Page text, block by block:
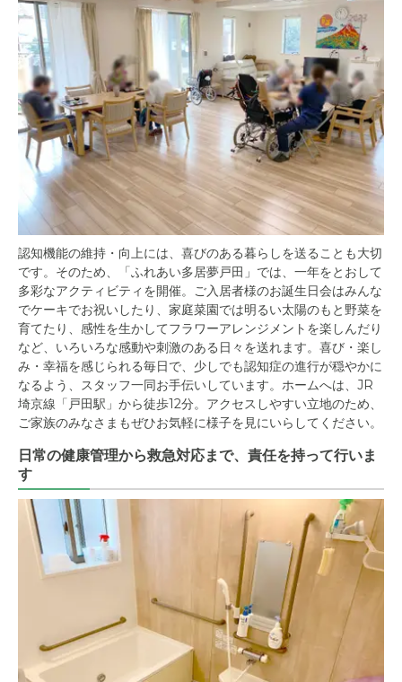
認知機能の維持・向上には、喜びのある暮らしを送ることも大切
です。そのため、「ふれあい多居夢戸田」では、一年をとおして
多彩なアクティビティを開催。ご入居者様のお誕生日会はみんな
でケーキでお祝いしたり、家庭菜園では明るい太陽のもと野菜を
育てたり、感性を生かしてフラワーアレンジメントを楽しんだり
など、いろいろな感動や刺激のある日々を送れます。喜び・楽し
み・幸福を感じられる毎日で、少しでも認知症の進行が穏やかに
なるよう、スタッフ一同お手伝いしています。ホームへは、JR
埼京線「戸田駅」から徒歩12分。アクセスしやすい立地のため、
ご家族のみなさまもぜひお気軽に様子を見にいらしてください。
日常の健康管理から救急対応まで、責任を持って行いま
す